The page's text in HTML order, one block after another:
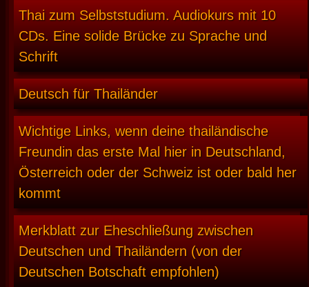
Thai zum Selbststudium. Audiokurs mit 10
CDs. Eine solide Brücke zu Sprache und
Schrift
Deutsch für Thailänder
Wichtige Links, wenn deine thailändische
Freundin das erste Mal hier in Deutschland,
Österreich oder der Schweiz ist oder bald her
kommt
Merkblatt zur Eheschließung zwischen
Deutschen und Thailändern (von der
Deutschen Botschaft empfohlen)